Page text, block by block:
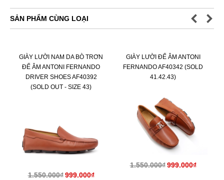
SẢN PHẨM CÙNG LOẠI
GIÀY LƯỜI NAM DA BÒ TRƠN
ĐẾ ÂM ANTONI FERNANDO
DRIVER SHOES AF40392
(SOLD OUT - SIZE 43)
1.550.000₫ 999.000₫
GIÀY LƯỜI ĐẾ ÂM ANTONI
FERNANDO AF40342 (SOLD
41.42.43)
1.550.000₫ 999.000₫